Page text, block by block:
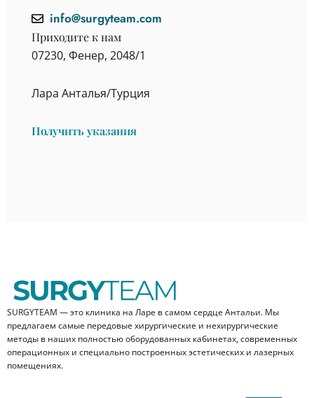
info@surgyteam.com
Приходите к нам
07230, Фенер, 2048/1
Лара Анталья/Турция
Получить указания
SURGYTEAM — это клиника на Ларе в самом сердце Антальи. Мы
предлагаем самые передовые хирургические и нехирургические
методы в наших полностью оборудованных кабинетах, современных
операционных и специально построенных эстетических и лазерных
помещениях.